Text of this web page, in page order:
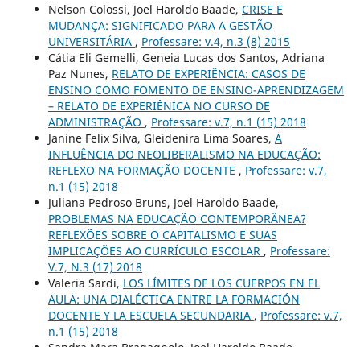
Nelson Colossi, Joel Haroldo Baade, CRISE E
MUDANÇA: SIGNIFICADO PARA A GESTÃO
UNIVERSITÁRIA , Professare: v.4, n.3 (8) 2015
Cátia Eli Gemelli, Geneia Lucas dos Santos, Adriana
Paz Nunes, RELATO DE EXPERIÊNCIA: CASOS DE
ENSINO COMO FOMENTO DE ENSINO-APRENDIZAGEM
– RELATO DE EXPERIÊNICA NO CURSO DE
ADMINISTRAÇÃO , Professare: v.7, n.1 (15) 2018
Janine Felix Silva, Gleidenira Lima Soares, A
INFLUÊNCIA DO NEOLIBERALISMO NA EDUCAÇÃO:
REFLEXO NA FORMAÇÃO DOCENTE , Professare: v.7,
n.1 (15) 2018
Juliana Pedroso Bruns, Joel Haroldo Baade,
PROBLEMAS NA EDUCAÇÃO CONTEMPORÂNEA?
REFLEXÕES SOBRE O CAPITALISMO E SUAS
IMPLICAÇÕES AO CURRÍCULO ESCOLAR , Professare:
V.7, N.3 (17) 2018
Valeria Sardi, LOS LÍMITES DE LOS CUERPOS EN EL
AULA: UNA DIALÉCTICA ENTRE LA FORMACIÓN
DOCENTE Y LA ESCUELA SECUNDARIA , Professare: v.7,
n.1 (15) 2018